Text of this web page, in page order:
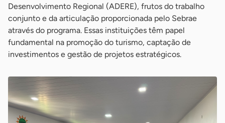
Desenvolvimento Regional (ADERE), frutos do trabalho
conjunto e da articulação proporcionada pelo Sebrae
através do programa. Essas instituições têm papel
fundamental na promoção do turismo, captação de
investimentos e gestão de projetos estratégicos.